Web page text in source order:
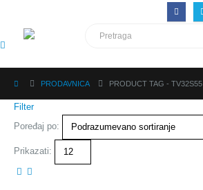
PRODAVNICA PRODUCT TAG -TV32S55
Filter
Poređaj po:
Prikazati: